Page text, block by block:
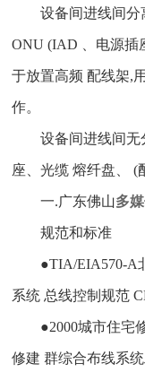
设备间进线间分
ONU (IAD 、电源插
于放置高频 配线架,
作。
设备间进线间无
座、光缆 熔纤盘、 (
一.广东佛山多
规范和标准
●TIA/EIA570-A北
系统 总线控制规范
●2000城市住宅修
修建 群综合布线系